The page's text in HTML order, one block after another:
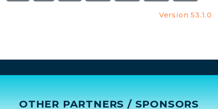
Version 53.1.0
OTHER PARTNERS / SPONSORS